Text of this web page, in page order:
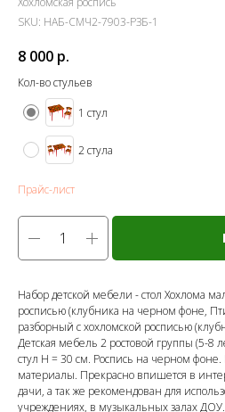
SKU: НАБ-СМЧ2-7903-РЗБ-1
8 000 р.
Кол-во стульев
1 стул
2 стула
Прайс-лист
Набор детской мебели - стол Хохлома
росписью (клубника на черном фоне,
разборный с хохломской росписью
Детская мебель 2 ростовой группы (5-8
стул Н = 30 см. Роспись на черном
материалы. Прекрасно впишется в
дачи, а так же рекомендован для
учреждениях, в музыкальных залах ДОУ.